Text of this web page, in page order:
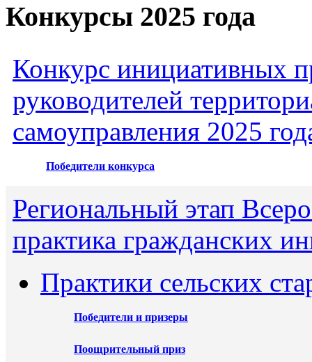
Конкурсы 2025 года
Конкурс инициативных
руководителей
самоуправления 2025
Победители конкурса
Региональный этап
практика гражданских
Практики сельских
Победители и призеры
Поощрительный приз